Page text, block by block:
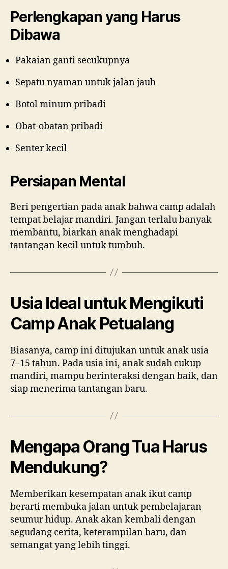
Perlengkapan yang Harus
Dibawa
Pakaian ganti secukupnya
Sepatu nyaman untuk jalan jauh
Botol minum pribadi
Obat-obatan pribadi
Senter kecil
Persiapan Mental
Beri pengertian pada anak bahwa camp adalah
tempat belajar mandiri. Jangan terlalu banyak
membantu, biarkan anak menghadapi
tantangan kecil untuk tumbuh.
Usia Ideal untuk Mengikuti
Camp Anak Petualang
Biasanya, camp ini ditujukan untuk anak usia
7–15 tahun. Pada usia ini, anak sudah cukup
mandiri, mampu berinteraksi dengan baik, dan
siap menerima tantangan baru.
Mengapa Orang Tua Harus
Mendukung?
Memberikan kesempatan anak ikut camp
berarti membuka jalan untuk pembelajaran
seumur hidup. Anak akan kembali dengan
segudang cerita, keterampilan baru, dan
semangat yang lebih tinggi.